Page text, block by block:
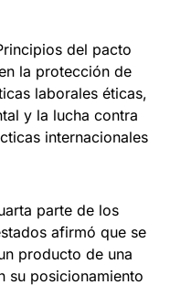
del pacto
la protección de
laborales éticas,
y la lucha contra
internacionales
parte de los
afirmó que se
producto de una
su posicionamiento